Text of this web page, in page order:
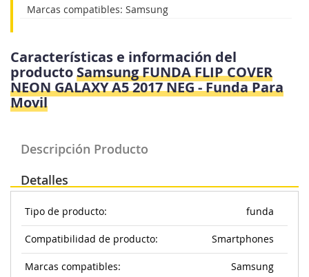
Marcas compatibles: Samsung
Características e información del
productoSamsung FUNDA FLIP COVER
NEON GALAXY A5 2017 NEG - Funda Para
Movil
Descripción Producto
Detalles
Tipo de producto: funda
Compatibilidad de producto: Smartphones
Marcas compatibles: Samsung